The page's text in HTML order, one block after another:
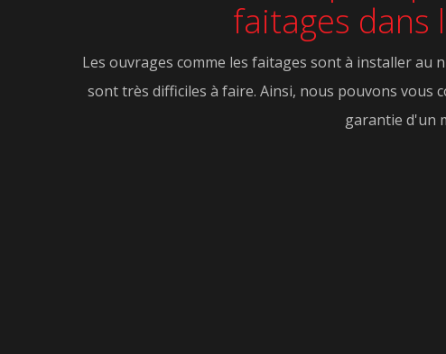
faitages dans
Les ouvrages comme les faitages sont à installer au
sont très difficiles à faire. Ainsi, nous pouvons vous
garantie d'un